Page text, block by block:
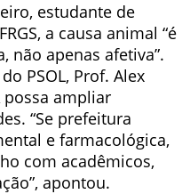
estudante de
a causa animal “é
não apenas afetiva”.
PSOL, Prof. Alex
possa ampliar
“Se prefeitura
e farmacológica,
com acadêmicos,
apontou.